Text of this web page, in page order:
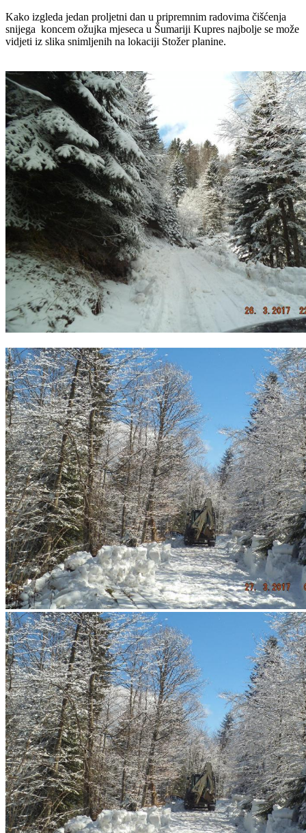
Kako izgleda jedan proljetni dan u pripremnim radovima čišćenja
snijega koncem ožujka mjeseca u Šumariji Kupres najbolje se može
vidjeti iz slika snimljenih na lokaciji Stožer planine.